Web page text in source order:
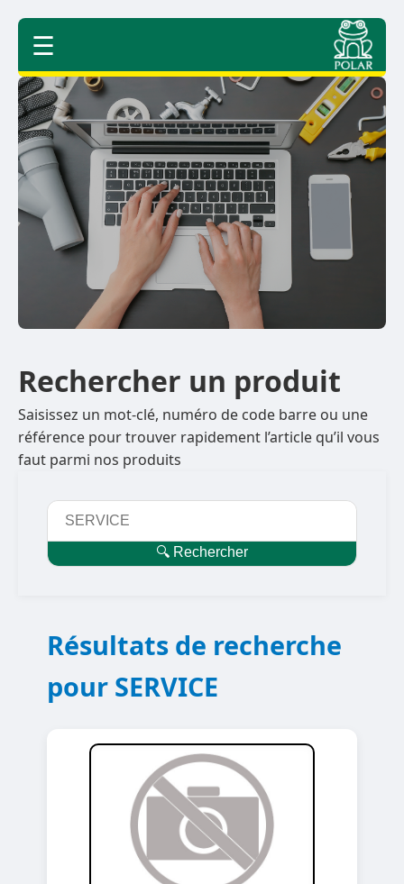
☰
Rechercher un produit
Saisissez un mot-clé, numéro de code barre ou une
référence pour trouver rapidement l’article qu’il vous
faut parmi nos produits
🔍 Rechercher
Résultats de recherche
pour SERVICE